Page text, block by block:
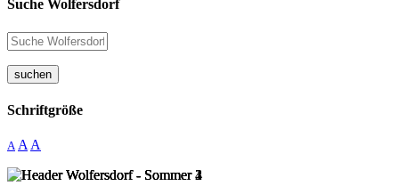
Suche Wolfersdorf
suchen
Schriftgröße
A A A